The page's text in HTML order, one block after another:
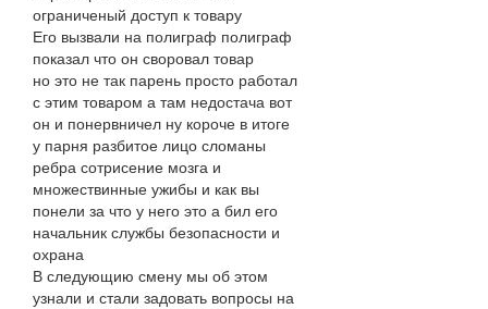
ограниченый доступ к товару
Его вызвали на полиграф полиграф
показал что он своровал товар
но это не так парень просто работал
с этим товаром а там недостача вот
он и понервничел ну короче в итоге
у парня разбитое лицо сломаны
ребра сотрисение мозга и
множествинные ужибы и как вы
понели за что у него это а бил его
начальник службы безопасности и
охрана
В следующию смену мы об этом
узнали и стали задовать вопросы на